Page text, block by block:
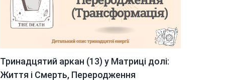
Тринадцятий аркан (13) у Матриці долі:
Життя і Смерть, Переродження